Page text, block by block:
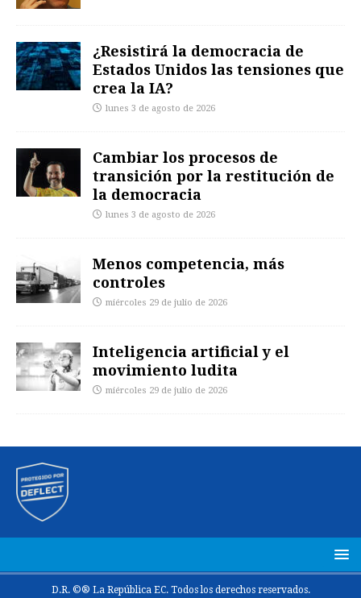
¿Resistirá la democracia de
Estados Unidos las tensiones que
crea la IA?
lunes 3 de agosto de 2026
Cambiar los procesos de
transición por la restitución de
la democracia
lunes 3 de agosto de 2026
Menos competencia, más
controles
miércoles 29 de julio de 2026
Inteligencia artificial y el
movimiento ludita
miércoles 29 de julio de 2026
D.R. ©® La República EC. Todos los derechos reservados.